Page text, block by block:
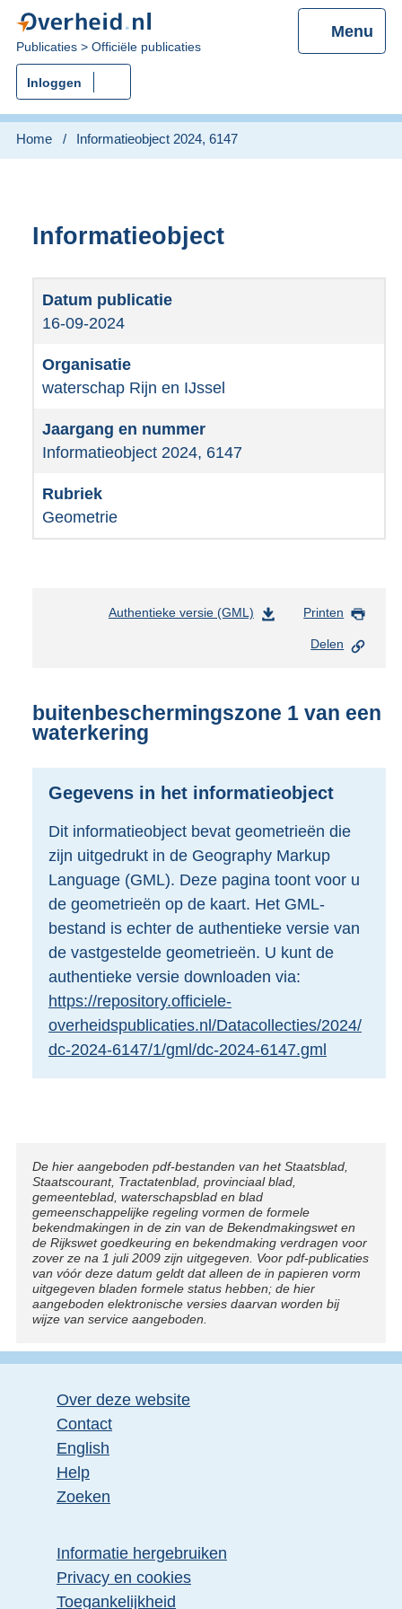
Menu
U
bent
nu
hier:
Publicaties Officiële publicaties
Inloggen
Home Informatieobject 2024, 6147
Informatieobject
16-09-2024
waterschap Rijn en IJssel
Informatieobject 2024, 6147
Geometrie
Authentieke versie (GML)
n
o
t
t
e
2
,
4
M
Printen
Delen
buitenbeschermingszone 1 van een
waterkering
Gegevens in het informatieobject
Dit informatieobject bevat geometrieën die
zijn uitgedrukt in de Geography Markup
Language (GML). Deze pagina toont voor u
de geometrieën op de kaart. Het GML-
bestand is echter de authentieke versie van
de vastgestelde geometrieën. U kunt de
authentieke versie downloaden via:
https://repository.officiele-
overheidspublicaties.nl/Datacollecties/2024/
dc-2024-6147/1/gml/dc-2024-6147.gml
Disclaimer
De hier aangeboden pdf-bestanden van het Staatsblad,
Staatscourant, Tractatenblad, provinciaal blad,
gemeenteblad, waterschapsblad en blad
gemeenschappelijke regeling vormen de formele
bekendmakingen in de zin van de Bekendmakingswet en
de Rijkswet goedkeuring en bekendmaking verdragen voor
zover ze na 1 juli 2009 zijn uitgegeven. Voor pdf-publicaties
van vóór deze datum geldt dat alleen de in papieren vorm
uitgegeven bladen formele status hebben; de hier
aangeboden elektronische versies daarvan worden bij
wijze van service aangeboden.
Over deze website
Contact
English
Help
Zoeken
Informatie hergebruiken
Privacy en cookies
Toegankelijkheid